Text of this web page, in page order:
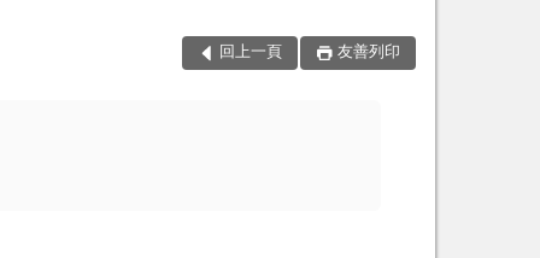
回上一頁 友善列印